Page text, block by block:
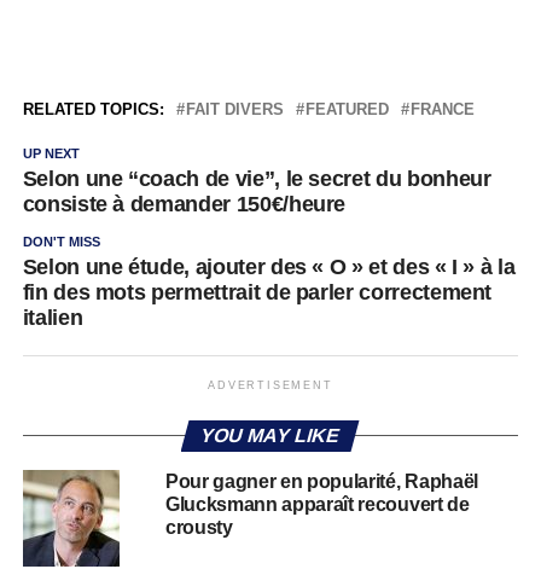
RELATED TOPICS: FAIT DIVERS FEATURED FRANCE
UP NEXT
Selon une “coach de vie”, le secret du bonheur
consiste à demander 150€/heure
DON'T MISS
Selon une étude, ajouter des « O » et des « I » à la
fin des mots permettrait de parler correctement
italien
ADVERTISEMENT
YOU MAY LIKE
Pour gagner en popularité, Raphaël
Glucksmann apparaît recouvert de
crousty